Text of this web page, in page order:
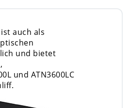
auch als
und bietet
und ATN3600LC